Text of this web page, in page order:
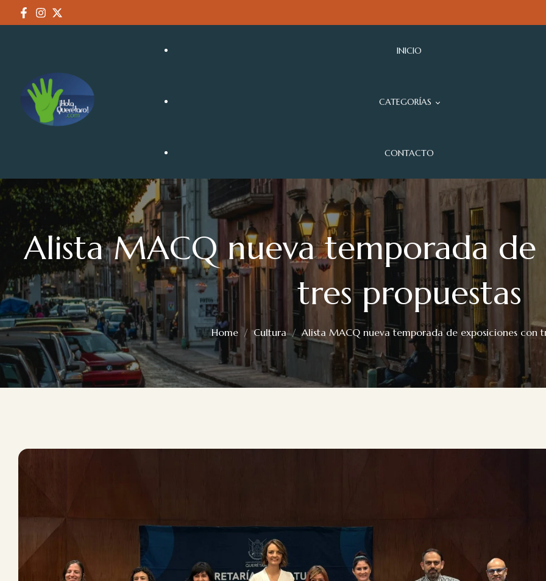
INICIO
CATEGORÍAS
TURISMO
CULTURA
DEPORTES
CONTACTO
Alista MACQ nueva temporada de
tres propuestas
Home Cultura Alista MACQ nueva temporada de exposiciones con